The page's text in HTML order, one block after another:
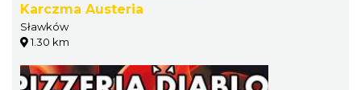
Karczma Austeria
Sławków
1.30 km